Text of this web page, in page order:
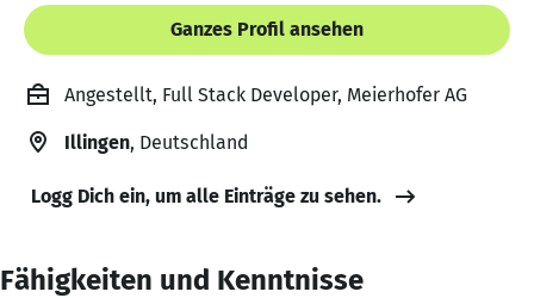
Ganzes Profil ansehen
Angestellt, Full Stack Developer, Meierhofer AG
Illingen, Deutschland
Logg Dich ein, um alle Einträge zu sehen.
Fähigkeiten und Kenntnisse